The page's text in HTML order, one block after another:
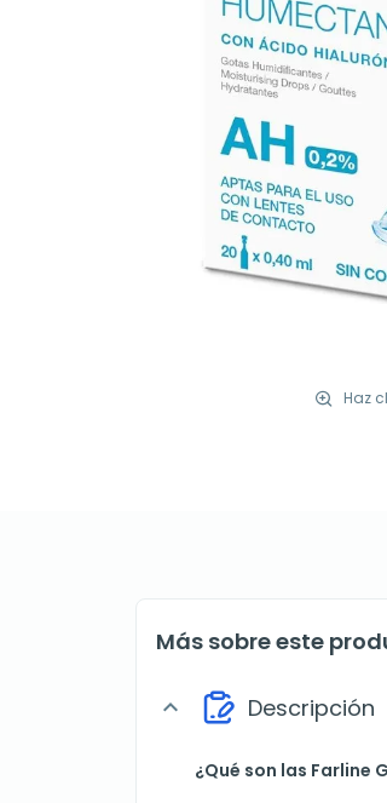
Haz
Más sobre este
expand_more Descripción
¿Qué son las Farline